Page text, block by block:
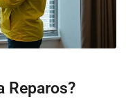
Reparos?